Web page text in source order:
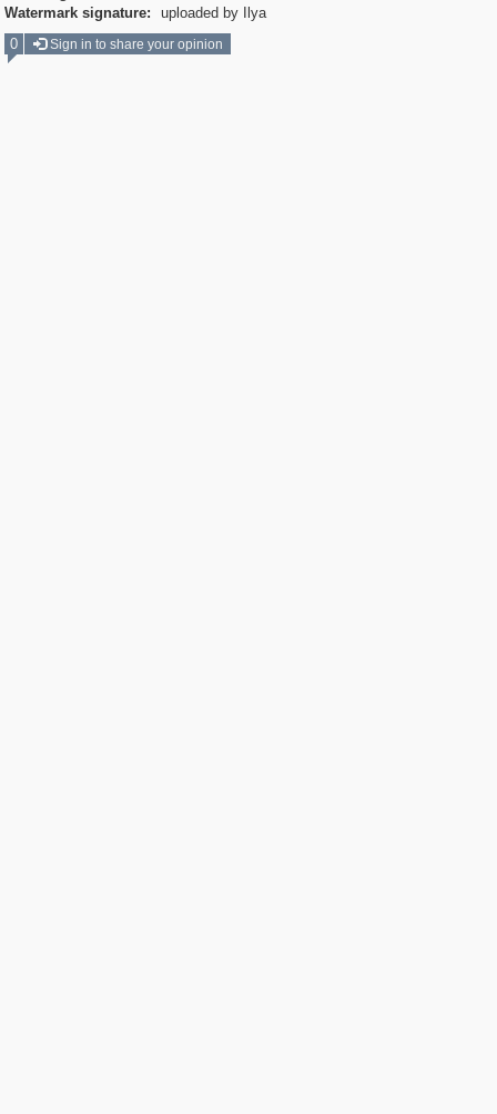
Watermark signature:
uploaded by Ilya
0
Sign in to share your opinion